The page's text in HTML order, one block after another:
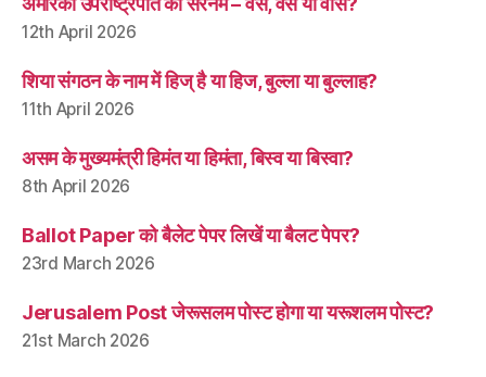
12th April 2026
शिया संगठन के नाम में हिज् है या हिज, बुल्ला या बुल्लाह?
11th April 2026
असम के मुख्यमंत्री हिमंत या हिमंता, बिस्व या बिस्वा?
8th April 2026
Ballot Paper को बैलेट पेपर लिखें या बैलट पेपर?
23rd March 2026
Jerusalem Post जेरूसलम पोस्ट होगा या यरूशलम पोस्ट?
21st March 2026